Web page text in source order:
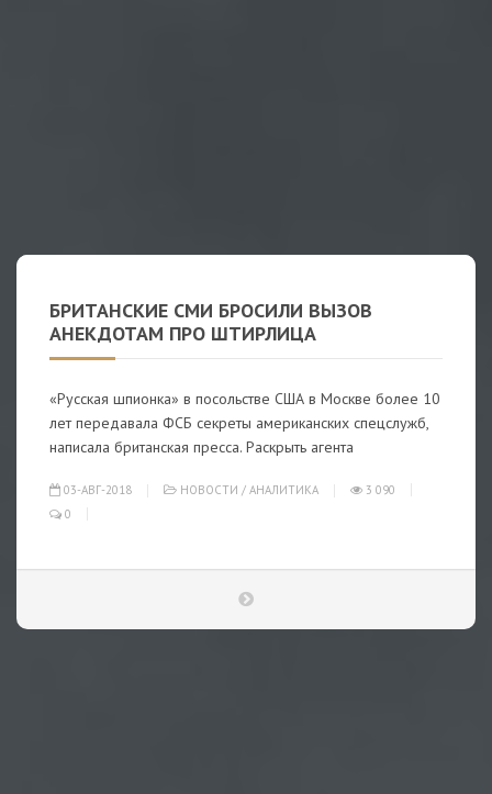
БРИТАНСКИЕ СМИ БРОСИЛИ ВЫЗОВ
АНЕКДОТАМ ПРО ШТИРЛИЦА
«Русская шпионка» в посольстве США в Москве более 10
лет передавала ФСБ секреты американских спецслужб,
написала британская пресса. Раскрыть агента
03-АВГ-2018 НОВОСТИ / АНАЛИТИКА
3 090
0